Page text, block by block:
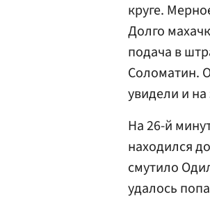
круге.
Долго
подача в
Соломатин.
увидели и на
На 26-й
находился
смутило
удалось